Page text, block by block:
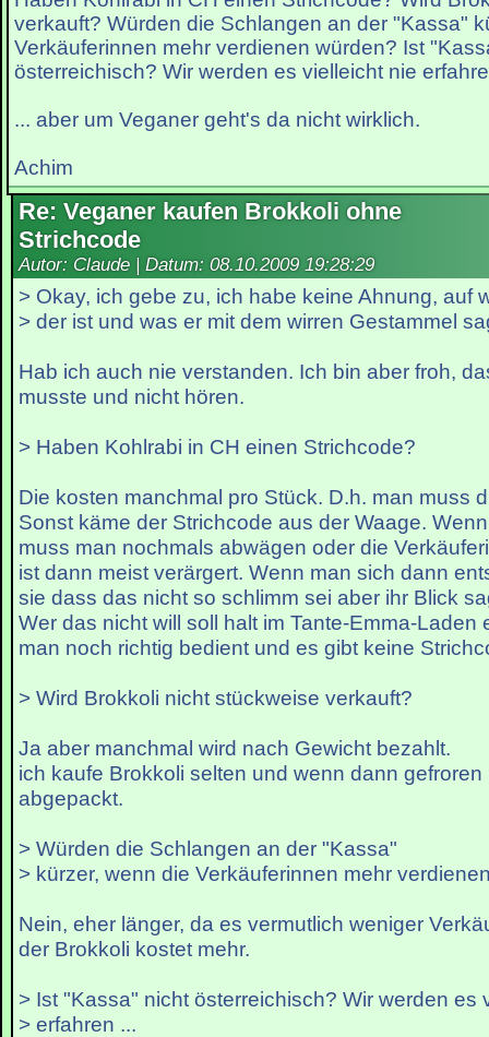
verkauft? Würden die Schlangen an der "Kassa"
Verkäuferinnen mehr verdienen würden? Ist
österreichisch? Wir werden es vielleicht nie
... aber um Veganer geht's da nicht wirklich.
Achim
Re: Veganer kaufen Brokkoli ohne
Strichcode
Autor: Claude | Datum: 08.10.2009 19:28:29
> Okay, ich gebe zu, ich habe keine Ahnung, auf
> der ist und was er mit dem wirren Gestammel
Hab ich auch nie verstanden. Ich bin aber froh,
musste und nicht hören.
> Haben Kohlrabi in CH einen Strichcode?
Die kosten manchmal pro Stück. D.h. man muss
Sonst käme der Strichcode aus der Waage.
muss man nochmals abwägen oder die
ist dann meist verärgert. Wenn man sich dann
sie dass das nicht so schlimm sei aber ihr Blick
Wer das nicht will soll halt im Tante-Emma-Laden
man noch richtig bedient und es gibt keine
> Wird Brokkoli nicht stückweise verkauft?
Ja aber manchmal wird nach Gewicht bezahlt.
ich kaufe Brokkoli selten und wenn dann gefroren
abgepackt.
> Würden die Schlangen an der "Kassa"
> kürzer, wenn die Verkäuferinnen mehr
Nein, eher länger, da es vermutlich weniger
der Brokkoli kostet mehr.
> Ist "Kassa" nicht österreichisch? Wir werden es
> erfahren ...